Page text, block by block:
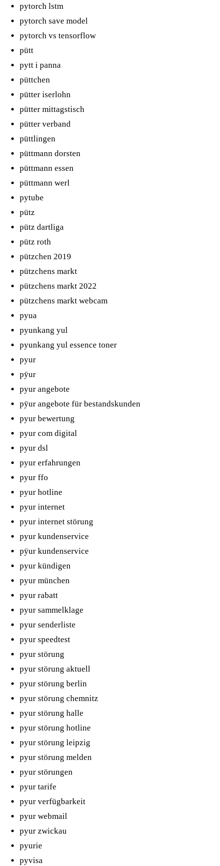
pytorch lstm
pytorch save model
pytorch vs tensorflow
pütt
pytt i panna
püttchen
pütter iserlohn
pütter mittagstisch
pütter verband
püttlingen
püttmann dorsten
püttmann essen
püttmann werl
pytube
pütz
pütz dartliga
pütz roth
pützchen 2019
pützchens markt
pützchens markt 2022
pützchens markt webcam
pyua
pyunkang yul
pyunkang yul essence toner
pyur
pÿur
pyur angebote
pÿur angebote für bestandskunden
pyur bewertung
pyur com digital
pyur dsl
pyur erfahrungen
pyur ffo
pyur hotline
pyur internet
pyur internet störung
pyur kundenservice
pÿur kundenservice
pyur kündigen
pyur münchen
pyur rabatt
pyur sammelklage
pyur senderliste
pyur speedtest
pyur störung
pyur störung aktuell
pyur störung berlin
pyur störung chemnitz
pyur störung halle
pyur störung hotline
pyur störung leipzig
pyur störung melden
pyur störungen
pyur tarife
pyur verfügbarkeit
pyur webmail
pyur zwickau
pyurie
pyvisa